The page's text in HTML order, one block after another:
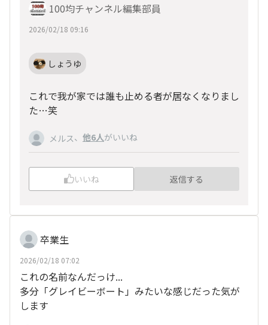
100均チャンネル編集部員
2026/02/18 09:16
しょうゆ
これで我が家では誰も止める者が居なくなりまし
た…笑
メルス、 他6人がいいね
いいね 返信する
卒業生
2026/02/18 07:02
これの名前なんだっけ...
多分「グレイビーボート」みたいな感じだった気が
します